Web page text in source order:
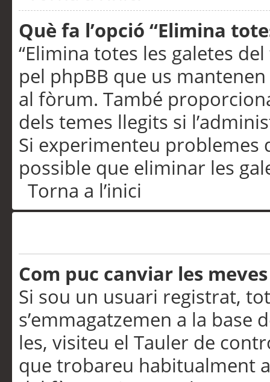
Què fa l’opció “Elimina
“Elimina totes les galetes
pel phpBB que us
al fòrum. També
dels temes llegits si
Si experimenteu problemes
possible que eliminar les
Torna a l’inici
Com puc canviar les
Si sou un usuari registrat,
s’emmagatzemen a la
les, visiteu el Tauler de
que trobareu habitualment